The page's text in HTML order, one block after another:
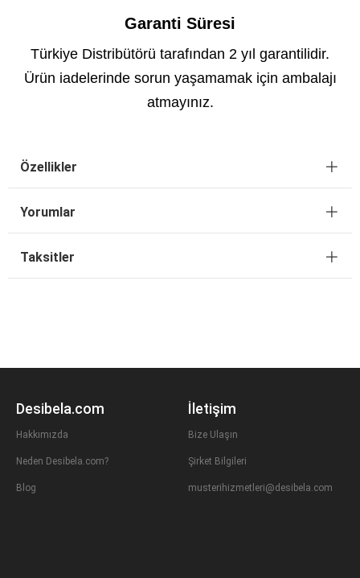
Garanti Süresi
Türkiye Distribütörü tarafından 2 yıl garantilidir.
Ürün iadelerinde sorun yaşamamak için ambalajı
atmayınız.
Özellikler
Yorumlar
Taksitler
Desibela.com
Hakkımızda
Neden Desibela.com?
Blog
İletişim
Bize Ulaşın
Şirket Bilgileri
musterihizmetleri@desibela.com